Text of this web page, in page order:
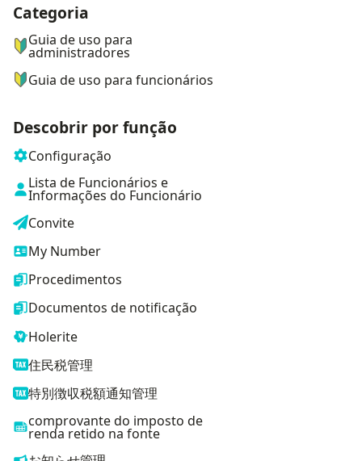
ナビゲーションメニュー
Categoria
Guia de uso para
administradores
Guia de uso para funcionários
Descobrir por função
Configuração
Lista de Funcionários e
Informações do Funcionário
Convite
My Number
Procedimentos
Documentos de notificação
Holerite
住民税管理
特別徴収税額通知管理
comprovante do imposto de
renda retido na fonte